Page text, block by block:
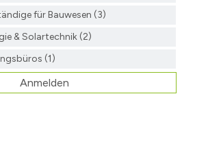
für Bauwesen (3)
& Solartechnik (2)
(1)
Anmelden